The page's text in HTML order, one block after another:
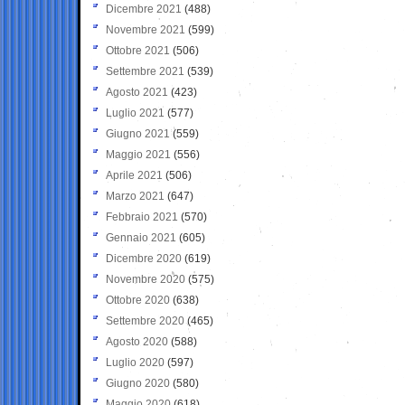
Dicembre 2021 (488)
Novembre 2021 (599)
Ottobre 2021 (506)
Settembre 2021 (539)
Agosto 2021 (423)
Luglio 2021 (577)
Giugno 2021(559)
Maggio 2021 (556)
Aprile 2021 (506)
Marzo 2021 (647)
Febbraio 2021 (570)
Gennaio 2021 (605)
Dicembre 2020 (619)
Novembre 2020 (575)
Ottobre 2020 (638)
Settembre 2020(465)
Agosto 2020 (588)
Luglio 2020 (597)
Giugno 2020 (580)